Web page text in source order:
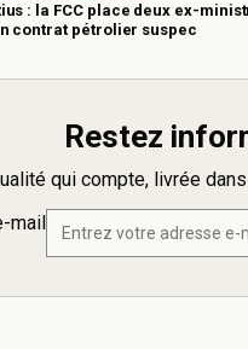
: la FCC place deux ex-
contrat pétrolier suspec
Restez
qui compte, livrée
mail